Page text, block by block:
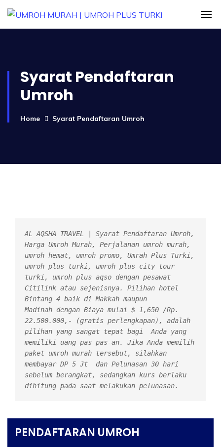
Syarat Pendaftaran
Umroh
Home Syarat Pendaftaran Umroh
AL AQSHA TRAVEL | Syarat Pendaftaran Umroh,
Harga Umroh Murah, Perjalanan umroh murah,
umroh hemat, umroh promo, Umrah Plus Turki,
umroh plus turki, umroh plus city tour
turki, umroh plus aqso dengan pesawat
Citilink atau sejenisnya. Pilihan hotel
Bintang 4 baik di Makkah maupun
Madinah dengan Biaya mulai $ 1,650 /Rp.
22.500.000,- (gratis perlengkapan), adalah
pilihan yang sangat tepat bagi  Anda yang
memiliki uang pas pas-an. Jika Anda memilih
paket umroh murah tersebut, silahkan
membayar DP 5 Jt  dan Pelunasan 30 hari
sebelum berangkat, sedangkan kurs berlaku
dihitung pada saat melakukan pelunasan.
PENDAFTARAN UMROH